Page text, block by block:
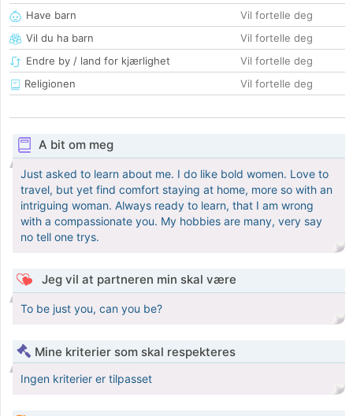
Have barn
Vil fortelle deg
Vil du ha barn
Vil fortelle deg
Endre by / land for kjærlighet
Vil fortelle deg
Religionen
Vil fortelle deg
A bit om meg
Just asked to learn about me. I do like bold women. Love to
travel, but yet find comfort staying at home, more so with an
intriguing woman. Always ready to learn, that I am wrong
with a compassionate you. My hobbies are many, very say
no tell one trys.
Jeg vil at partneren min skal være
To be just you, can you be?
Mine kriterier som skal respekteres
Ingen kriterier er tilpasset